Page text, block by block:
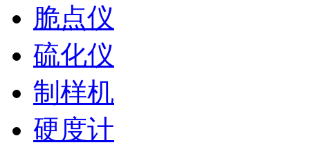
脆点仪
硫化仪
制样机
硬度计